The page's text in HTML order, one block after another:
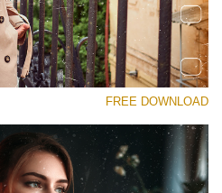
Film Scratches
(30 Overlays)
Large 6000*4000px
(347 Overlays)
Large 6000*4000px
FREE DOWNLOAD